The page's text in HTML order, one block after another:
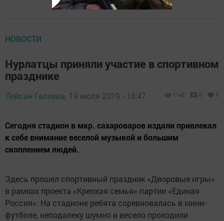
НОВОСТИ
Нурлатцы приняли участие в спортивном
празднике
Лейсан Галиева, 19 июля 2019 - 16:47 1142 0 0
Сегодня стадион в мкр. сахароваров издали привлекал
к себе внимание веселой музыкой и большим
скоплением людей.
Здесь прошел спортивный праздник «Дворовые игры»
в рамках проекта «Крепкая семья» партии «Единая
Россия». На стадионе ребята соревновалась в мини-
футболе, неподалеку шумно и весело проходили